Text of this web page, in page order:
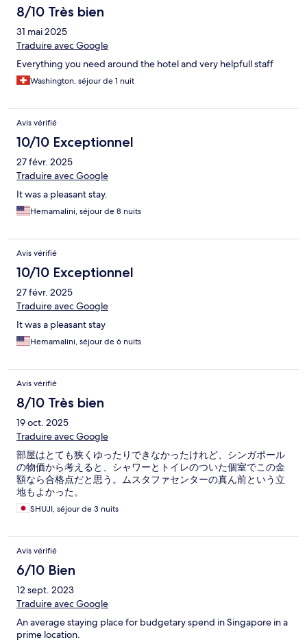
8/10 Très bien
31 mai 2025
Traduire avec Google
Everything you need around the hotel and very helpfull staff
Washington, séjour de 1 nuit
Avis vérifié
10/10 Exceptionnel
27 févr. 2025
Traduire avec Google
It was a pleasant stay.
Hemamalini, séjour de 8 nuits
Avis vérifié
10/10 Exceptionnel
27 févr. 2025
Traduire avec Google
It was a pleasant stay
Hemamalini, séjour de 6 nuits
Avis vérifié
8/10 Très bien
19 oct. 2025
Traduire avec Google
部屋はとても狭くゆったりできなかったけれど、シンガポール
の物価から考えると、シャワーとトイレのついた個室でこの金
額なら合格点だと思う。ムスタファセンターの真ん前という立
地もよかった。
SHUJI, séjour de 3 nuits
Avis vérifié
6/10 Bien
12 sept. 2023
Traduire avec Google
An average staying place for budgetary spend in Singapore in a
prime location.